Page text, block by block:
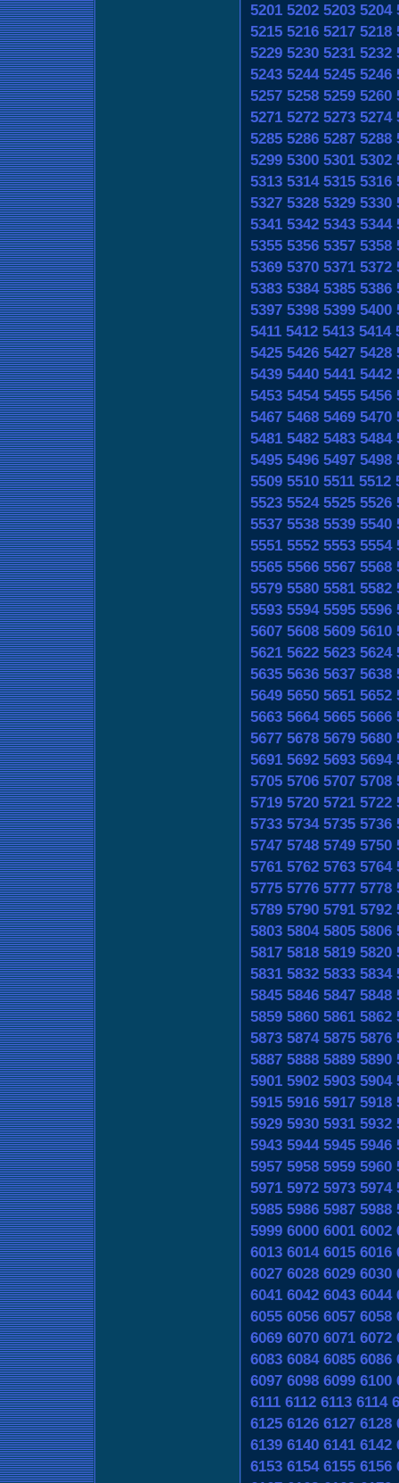
5201 5202 5203 5204
5215 5216 5217 5218
5229 5230 5231 5232
5243 5244 5245 5246
5257 5258 5259 5260
5271 5272 5273 5274
5285 5286 5287 5288
5299 5300 5301 5302
5313 5314 5315 5316
5327 5328 5329 5330
5341 5342 5343 5344
5355 5356 5357 5358
5369 5370 5371 5372
5383 5384 5385 5386
5397 5398 5399 5400
5411 5412 5413 5414
5425 5426 5427 5428
5439 5440 5441 5442
5453 5454 5455 5456
5467 5468 5469 5470
5481 5482 5483 5484
5495 5496 5497 5498
5509 5510 5511 5512
5523 5524 5525 5526
5537 5538 5539 5540
5551 5552 5553 5554
5565 5566 5567 5568
5579 5580 5581 5582
5593 5594 5595 5596
5607 5608 5609 5610
5621 5622 5623 5624
5635 5636 5637 5638
5649 5650 5651 5652
5663 5664 5665 5666
5677 5678 5679 5680
5691 5692 5693 5694
5705 5706 5707 5708
5719 5720 5721 5722
5733 5734 5735 5736
5747 5748 5749 5750
5761 5762 5763 5764
5775 5776 5777 5778
5789 5790 5791 5792
5803 5804 5805 5806
5817 5818 5819 5820
5831 5832 5833 5834
5845 5846 5847 5848
5859 5860 5861 5862
5873 5874 5875 5876
5887 5888 5889 5890
5901 5902 5903 5904
5915 5916 5917 5918
5929 5930 5931 5932
5943 5944 5945 5946
5957 5958 5959 5960
5971 5972 5973 5974
5985 5986 5987 5988
5999 6000 6001 6002
6013 6014 6015 6016
6027 6028 6029 6030
6041 6042 6043 6044
6055 6056 6057 6058
6069 6070 6071 6072
6083 6084 6085 6086
6097 6098 6099 6100
6111 6112 6113 6114
6125 6126 6127 6128
6139 6140 6141 6142
6153 6154 6155 6156